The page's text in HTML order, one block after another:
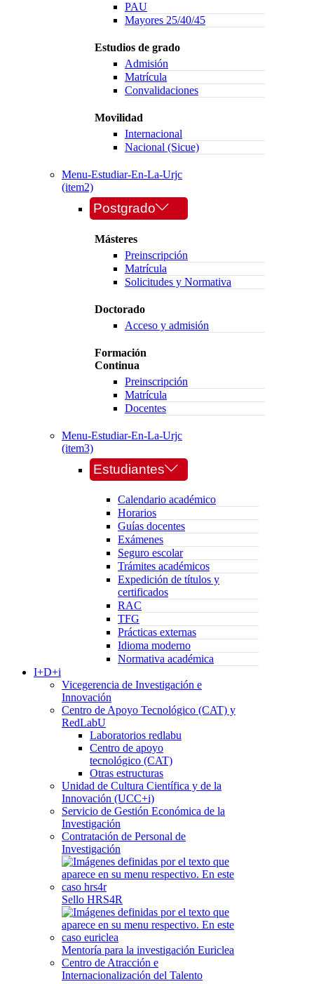
PAU
Mayores 25/40/45
Estudios de grado
Admisión
Matrícula
Convalidaciones
Movilidad
Internacional
Nacional (Sicue)
Menu-Estudiar-En-La-Urjc
(item2)
Postgrado
Másteres
Preinscripción
Matrícula
Solicitudes y Normativa
Doctorado
Acceso y admisión
Formación
Continua
Preinscripción
Matrícula
Docentes
Menu-Estudiar-En-La-Urjc
(item3)
Estudiantes
Calendario académico
Horarios
Guías docentes
Exámenes
Seguro escolar
Trámites académicos
Expedición de títulos y
certificados
RAC
TFG
Prácticas externas
Idioma moderno
Normativa académica
I+D+i
Vicegerencia de Investigación e
Innovación
Centro de Apoyo Tecnológico (CAT) y
RedLabU
Laboratorios redlabu
Centro de apoyo
tecnológico (CAT)
Otras estructuras
Unidad de Cultura Científica y de la
Innovación (UCC+i)
Servicio de Gestión Económica de la
Investigación
Contratación de Personal de
Investigación
Sello HRS4R
Mentoría para la investigación Euriclea
Centro de Atracción e
Internacionalización del Talento